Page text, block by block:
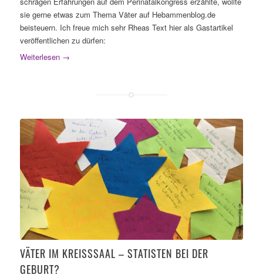
sie gerne etwas zum Thema Väter auf Hebammenblog.de
beisteuern. Ich freue mich sehr Rheas Text hier als Gastartikel
veröffentlichen zu dürfen:
Weiterlesen→
VÄTER IM KREISSSAAL – STATISTEN BEI DER G
EBURT?